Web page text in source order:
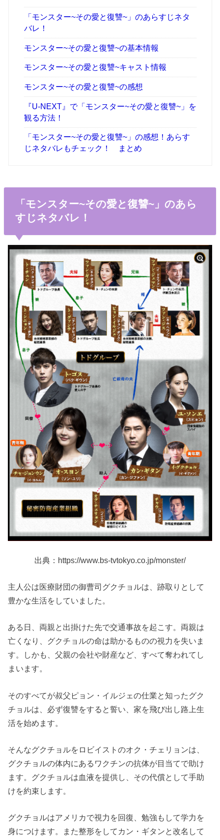
「モンスター~その愛と復讐~」のあらすじネタ
バレ！
モンスター~その愛と復讐~の基本情報
モンスター~その愛と復讐~キャスト情報
モンスター~その愛と復讐~の感想
『U-NEXT』で「モンスター~その愛と復讐~」を
観る方法！
「モンスター~その愛と復讐~」の感想！あらす
じネタバレもチェック！ まとめ
「モンスター~その愛と復讐~」のあら
すじネタバレ！
出典：https://www.bs-tvtokyo.co.jp/monster/
主人公は医療財団の御曹司グクチョルは、跡取りとして
豊かな生活をしていました。
ある日、両親と出掛けた先で交通事故を起こす。両親は
亡くなり、グクチョルの命は助かるものの視力を失いま
す。しかも、父親の会社や財産など、すべて奪われてし
まいます。
そのすべてが叔父ピョン・イルジェの仕業と知ったグク
チョルは、必ず復讐をすると誓い、家を飛び出し路上生
活を始めます。
そんなグクチョルをロビイストのオク・チェリョンは、
グクチョルの体内にあるワクチンの抗体が目当てで助け
ます。グクチョルは血液を提供し、その代償として手助
けを約束します。
グクチョルはアメリカで視力を回復、勉強もして学力を
身につけます。また整形をしてカン・ギタンと改名して